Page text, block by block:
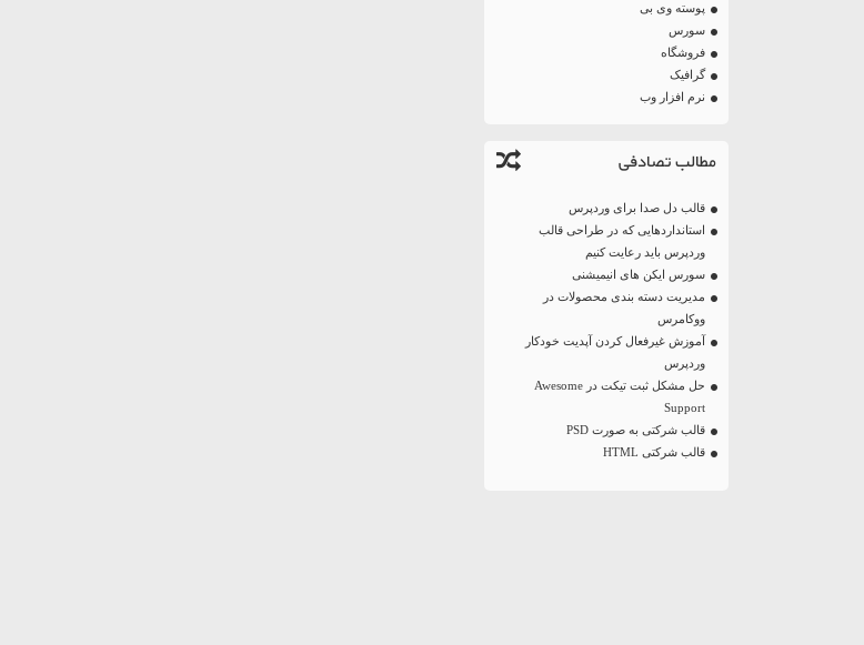
پوسته وی بی
سورس
فروشگاه
گرافیک
نرم افزار وب
مطالب تصادفی
قالب دل صدا برای وردپرس
استانداردهایی که در طراحی قالب
وردپرس باید رعایت کنیم
سورس ایکن های انیمیشنی
مدیریت دسته بندی محصولات در
ووکامرس
آموزش غیرفعال کردن آپدیت خودکار
وردپرس
حل مشکل ثبت تیکت در Awesome
Support‍
قالب شرکتی به صورت PSD
قالب شرکتی HTML